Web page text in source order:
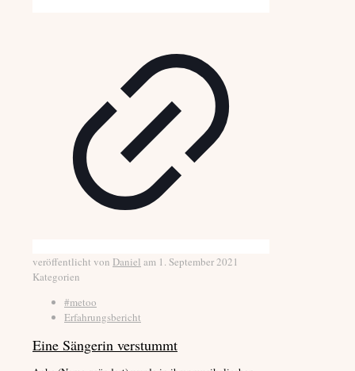
veröffentlicht von Daniel am 1. September 2021
Kategorien
#metoo
Erfahrungsbericht
Eine Sängerin verstummt